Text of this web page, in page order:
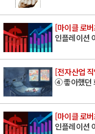
[마이클 로
인플레이션
[전자산업
④ 좋아했던
[마이클 로
인플레이션